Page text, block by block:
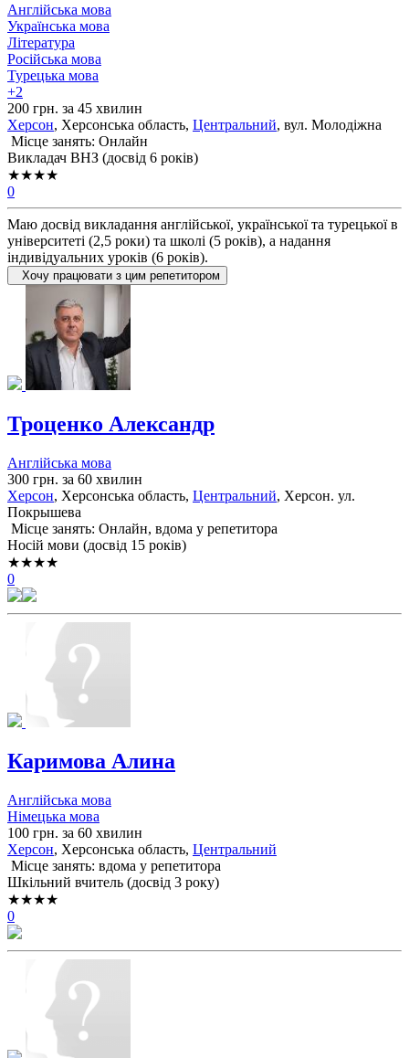
Англійська мова
Українська мова
Література
Російська мова
Турецька мова
+2
200 грн. за 45 хвилин
Херсон, Херсонська область, Центральний, вул. Молодіжна
Місце занять: Онлайн
Викладач ВНЗ (досвід 6 років)
★★★★
0
Маю досвід викладання англійської, української та турецької в
університеті (2,5 роки) та школі (5 років), а надання
індивідуальних уроків (6 років).
Хочу працювати з цим репетитором
Троценко Александр
Англійська мова
300 грн. за 60 хвилин
Херсон, Херсонська область, Центральний, Херсон. ул.
Покрышева
Місце занять: Онлайн, вдома у репетитора
Носій мови (досвід 15 років)
★★★★
0
Каримова Алина
Англійська мова
Німецька мова
100 грн. за 60 хвилин
Херсон, Херсонська область, Центральний
Місце занять: вдома у репетитора
Шкільний вчитель (досвід 3 року)
★★★★
0